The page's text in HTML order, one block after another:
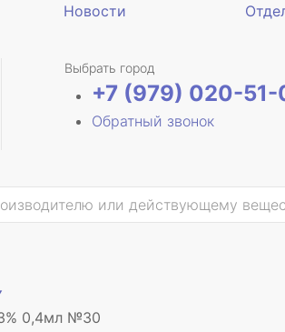
Новости
Выбрать город
+7 (979) 020-51-
Обратный звонок
0,4мл №30